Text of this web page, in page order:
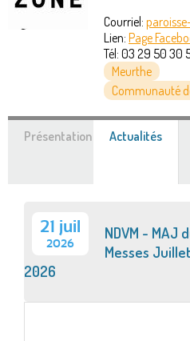
êtes
Courriel:
Lien: Page
Tél: 03 29 50 30
Meurthe
Communauté
Présentation Actualités
21 juil
2026
NDVM - MAJ
Messes
2026